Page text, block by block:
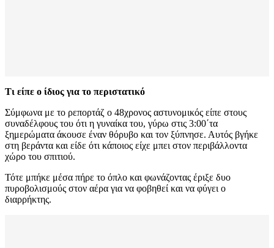
Τι είπε ο ίδιος για το περιστατικό
Σύμφωνα με το ρεπορτάζ ο 48χρονος αστυνομικός είπε στους
συναδέλφους του ότι η γυναίκα του, γύρω στις 3:00΄τα
ξημερώματα άκουσε έναν θόρυβο και τον ξύπνησε. Αυτός βγήκε
στη βεράντα και είδε ότι κάποιος είχε μπει στον περιβάλλοντα
χώρο του σπιτιού.
Τότε μπήκε μέσα πήρε το όπλο και φωνάζοντας έριξε δυο
πυροβολισμούς στον αέρα για να φοβηθεί και να φύγει ο
διαρρήκτης.